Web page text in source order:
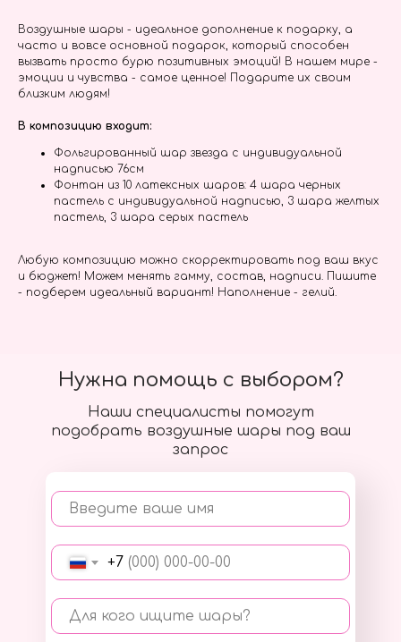
Воздушные шары - идеальное дополнение к подарку, а
часто и вовсе основной подарок, который способен
вызвать просто бурю позитивных эмоций! В нашем мире -
эмоции и чувства - самое ценное! Подарите их своим
близким людям!
В композицию входит:
Фольгированный шар звезда с индивидуальной
надписью 76см
Фонтан из 10 латексных шаров: 4 шара черных
пастель с индивидуальной надписью, 3 шара желтых
пастель, 3 шара серых пастель
Любую композицию можно скорректировать под ваш вкус
и бюджет! Можем менять гамму, состав, надписи. Пишите
- подберем идеальный вариант! Наполнение - гелий.
Наши специалисты помогут
подобрать воздушные шары под ваш
запрос
Введите ваше имя
+7
Для кого ищите шары?
Нужна помощь с выбором?